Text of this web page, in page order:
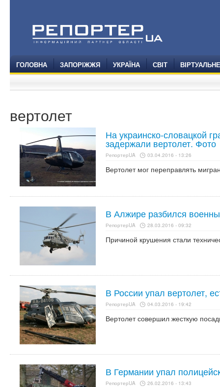
ГОЛОВНА ЗАПОРІЖЖЯ УКРАЇНА СВІТ
вертолет
На украинско-словацкой
задержали вертолет. Фото
РепортерUA 03.04.2016 - 13:26
Вертолет мог переправлять
В Алжире разбился
РепортерUA 28.03.2016 - 09:32
Причиной крушения стали
В России упал вертолет,
РепортерUA 04.03.2016 - 19:42
Вертолет совершил жесткую
В Германии упал
РепортерUA 26.02.2016 - 13:43